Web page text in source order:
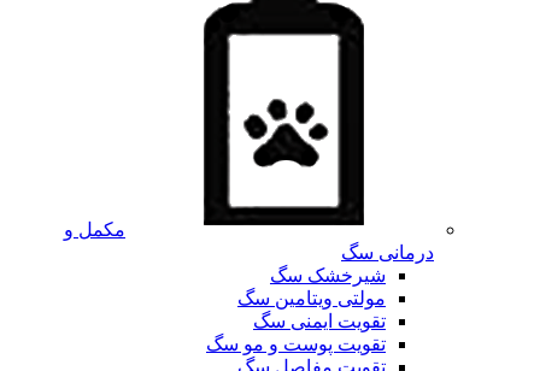
مکمل و
درمانی سگ
شیرخشک سگ
مولتی ویتامین سگ
تقویت ایمنی سگ
تقویت پوست و مو سگ